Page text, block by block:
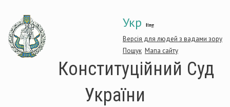
основного
матеріалу
Укр Eng
Версія для людей з вадами зору
Пошук Мапа сайту
Конституційний Суд
України